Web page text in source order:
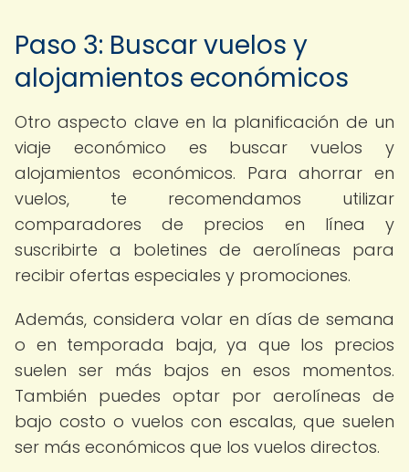
Paso 3: Buscar vuelos y
alojamientos económicos
Otro aspecto clave en la planificación de un
viaje económico es buscar vuelos y
alojamientos económicos. Para ahorrar en
vuelos, te recomendamos utilizar
comparadores de precios en línea y
suscribirte a boletines de aerolíneas para
recibir ofertas especiales y promociones.
Además, considera volar en días de semana
o en temporada baja, ya que los precios
suelen ser más bajos en esos momentos.
También puedes optar por aerolíneas de
bajo costo o vuelos con escalas, que suelen
ser más económicos que los vuelos directos.